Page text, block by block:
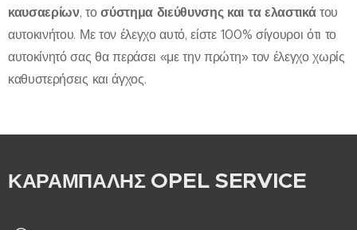
καυσαερίων, τοσύστημα διεύθυνσης και τα ελαστικάτου
αυτοκινήτου. Με τον έλεγχο αυτό, είστε 100% σίγουροι ότι το
αυτοκίνητό σας θα περάσει «με την πρώτη» τον έλεγχο χωρίς
καθυστερήσεις και άγχος.
ΚΑΡΑΜΠΑΛΗΣ OPEL SERVICE